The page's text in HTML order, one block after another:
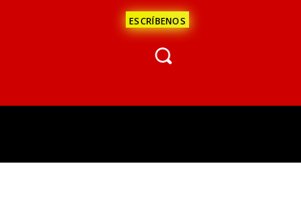
ESCRÍBENOS
DEL RÍO 93.1 FM | GUADALAJARA 1510 AM | LA